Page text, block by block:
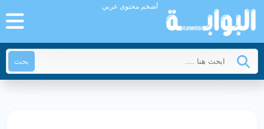
أضخم محتوى عربي
بحث